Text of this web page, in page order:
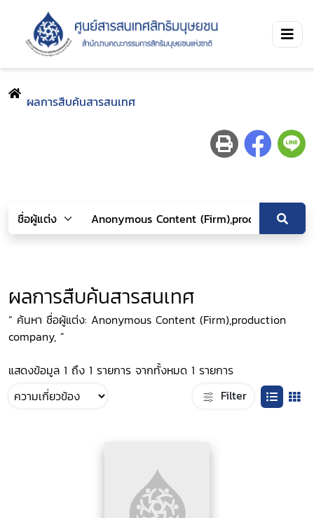
ผลการสืบค้นสารสนเทศ
ผลการสืบค้นสารสนเทศ
“ ค้นหา ชื่อผู้แต่ง: Anonymous Content (Firm),production
company, ”
แสดงข้อมูล 1 ถึง 1 รายการ จากทั้งหมด 1 รายการ
Filter